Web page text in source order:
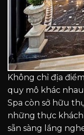
Không chỉ địa
quy mô khác
Spa còn sở hữu
những thực
sẵn sàng lắng